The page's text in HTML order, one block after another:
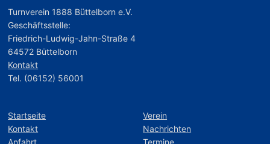
Turnverein 1888 Büttelborn e.V.
Geschäftsstelle:
Friedrich-Ludwig-Jahn-Straße 4
64572 Büttelborn
Kontakt
Tel. (06152) 56001
Startseite
Kontakt
Anfahrt
Verein
Nachrichten
Termine